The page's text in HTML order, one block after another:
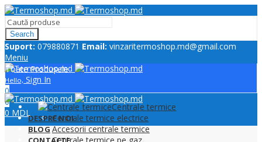
Search
Suport: 079880871 Email: vinzaritermoshop.md@gmail.com
Meniu
Hello, Sign In
0
0
0 MDL
Toate Produsele
Centrale termice
Centrale termice electrice
Accesorii centrale termice
DESPRE NOI
BLOG